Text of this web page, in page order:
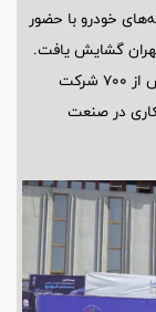
خودرو با حضور
گشایش یافت.
این رویداد که تا ۱۱ خرداد ادامه دارد، با مشارکت بیش از ۷۰۰ شرکت
و همکاری در صنعت